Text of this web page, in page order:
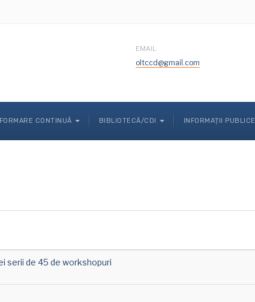
EMAIL
oltccd@gmail.com
FORMARE CONTINUĂ BIBLIOTECĂ/CDI INFORMAȚII PUBLICE
serii de 45 de workshopuri